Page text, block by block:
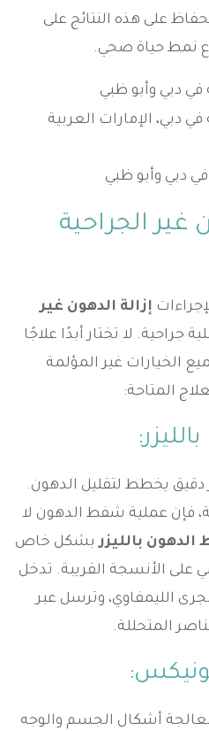
على هذه النتائج على
نمط حياة صحي.
غير الجراحية
إزالة الدهون غير
جراحية. لا تختار أبدًا علاجًا
الخيارات غير المؤلمة
المتاحة:
دقيق يخطط لتقليل الدهون.
فإن عملية شفط الدهون لا
بالليزر بشكل خاص
على الأنسجة القريبة. تدخل
الليمفاوي، وترسل عبر
المتحللة.
أشكال الجسم والوجه